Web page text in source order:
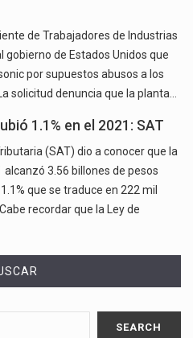
de Trabajadores de Industrias
gobierno de Estados Unidos que
por supuestos abusos a los
solicitud denuncia que la planta…
1.1% en el 2021: SAT
(SAT) dio a conocer que la
3.56 billones de pesos
que se traduce en 222 mil
recordar que la Ley de